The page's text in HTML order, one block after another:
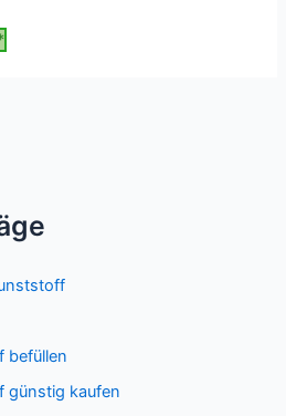
befüllen
günstig kaufen